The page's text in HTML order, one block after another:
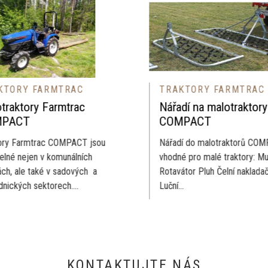
FARMTRAC
na malotraktory
do malotraktorů COMPACT -
pro malé traktory: Mulčovač
Pluh Čelní nakladač
TRAKTORY FARMTRAC
Sadový traktor
Tento traktor je určený k
sadech. Jeho rozměry
odpovídají práci v sadech
pouze 110 cm) ,...